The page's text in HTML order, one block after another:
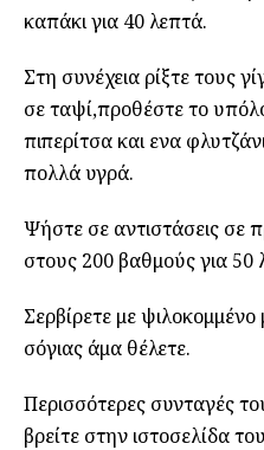
καπάκι για 40 λεπτά.
Στη συνέχεια ρίξτε τους
σε ταψί,προθέστε το
πιπερίτσα και ενα
πολλά υγρά.
Ψήστε σε αντιστάσεις σε
στους 200 βαθμούς για 50
Σερβίρετε με ψιλοκομμένο
σόγιας άμα θέλετε.
Περισσότερες συνταγές
βρείτε στην ιστοσελίδα του